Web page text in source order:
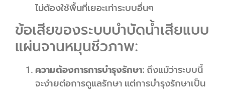
ไม่ต้องใช้พื้นที่เยอะเท่าระบบอื่นๆ
ข้อเสียของระบบบำบัดน้ำเสียแบบ
แผ่นจานหมุนชีวภาพ:
ความต้องการการบำรุงรักษา: ถึงแม้ว่าระบบนี้
จะง่ายต่อการดูแลรักษา แต่การบำรุงรักษาเป็น